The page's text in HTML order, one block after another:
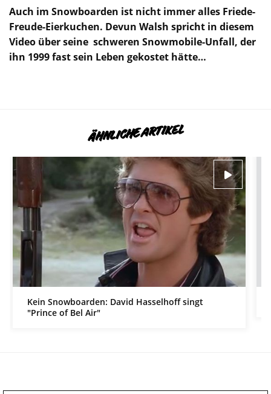
Auch im Snowboarden ist nicht immer alles Friede-
Freude-Eierkuchen. Devun Walsh spricht in diesem
Video über seine schweren Snowmobile-Unfall, der
ihn 1999 fast sein Leben gekostet hätte…
ÄHNLICHE ARTIKEL
Kein Snowboarden: David Hasselhoff singt
"Prince of Bel Air"